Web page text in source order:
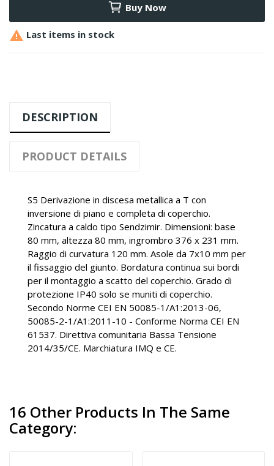
Buy Now
 Last items in stock
DESCRIPTION
PRODUCT DETAILS
S5 Derivazione in discesa metallica a T con
inversione di piano e completa di coperchio.
Zincatura a caldo tipo Sendzimir. Dimensioni: base
80 mm, altezza 80 mm, ingrombro 376 x 231 mm.
Raggio di curvatura 120 mm. Asole da 7x10 mm per
il fissaggio del giunto. Bordatura continua sui bordi
per il montaggio a scatto del coperchio. Grado di
protezione IP40 solo se muniti di coperchio.
Secondo Norme CEI EN 50085-1/A1:2013-06,
50085-2-1/A1:2011-10 - Conforme Norma CEI EN
61537. Direttiva comunitaria Bassa Tensione
2014/35/CE. Marchiatura IMQ e CE.
16 Other Products In The Same
Category: